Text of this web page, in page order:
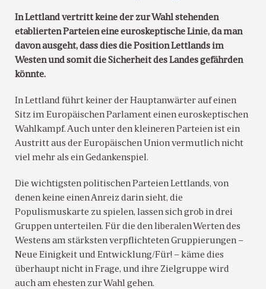
In Lettland vertritt keine der zur Wahl stehenden
etablierten Parteien eine euroskeptische Linie, da man
davon ausgeht, dass dies die Position Lettlands im
Westen und somit die Sicherheit des Landes gefährden
könnte.
In Lettland führt keiner der Hauptanwärter auf einen
Sitz im Europäischen Parlament einen euroskeptischen
Wahlkampf. Auch unter den kleineren Parteien ist ein
Austritt aus der Europäischen Union vermutlich nicht
viel mehr als ein Gedankenspiel.
Die wichtigsten politischen Parteien Lettlands, von
denen keine einen Anreiz darin sieht, die
Populismuskarte zu spielen, lassen sich grob in drei
Gruppen unterteilen. Für die den liberalen Werten des
Westens am stärksten verpflichteten Gruppierungen –
Neue Einigkeit und Entwicklung/Für! – käme dies
überhaupt nicht in Frage, und ihre Zielgruppe wird
auch am ehesten zur Wahl gehen.